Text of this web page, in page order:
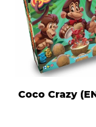
Coco Crazy